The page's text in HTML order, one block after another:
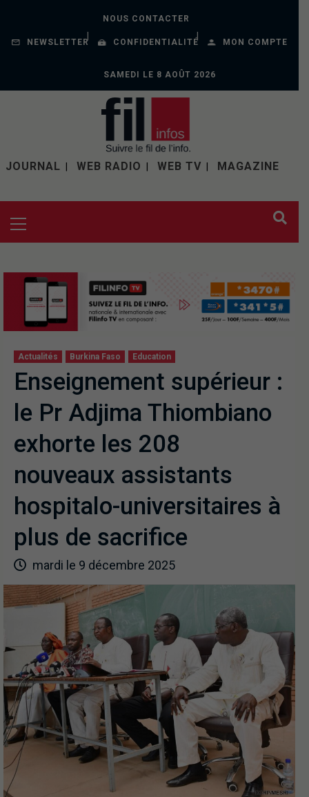
NOUS CONTACTER
NEWSLETTER CONFIDENTIALITÉ MON COMPTE
SAMEDI LE 8 AOÛT 2026
JOURNAL WEB RADIO WEB TV MAGAZINE
Actualités Burkina Faso Education
Enseignement supérieur :
le Pr Adjima Thiombiano
exhorte les 208
nouveaux assistants
hospitalo-universitaires à
plus de sacrifice
mardi le 9 décembre 2025